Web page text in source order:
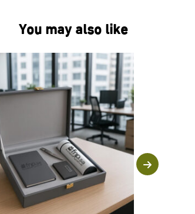
You may also like